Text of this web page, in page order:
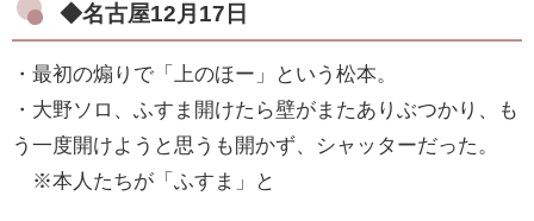
◆名古屋12月17日
・最初の煽りで「上のほー」という松本。
・大野ソロ、ふすま開けたら壁がまたありぶつかり、も
う一度開けようと思うも開かず、シャッターだった。
※本人たちが「ふすま」と